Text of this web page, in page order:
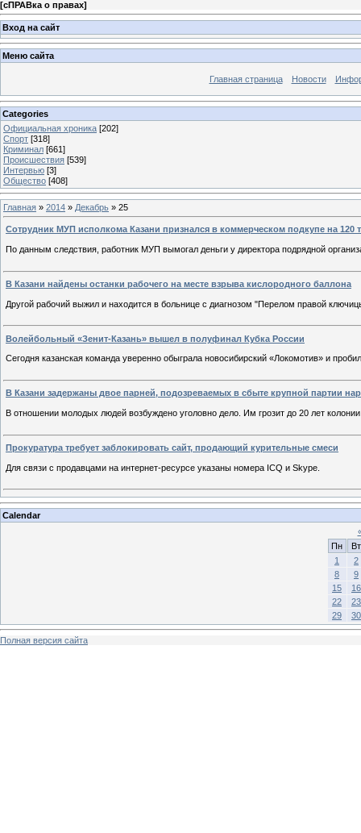
[сПРАВка о правах]
Вход на сайт
Меню сайта
Главная страница Новости
Categories
Официальная хроника [202]
Спорт [318]
Криминал [661]
Происшествия [539]
Интервью [3]
Общество [408]
Главная » 2014 » Декабрь » 25
Сотрудник МУП исполкома Казани признался в коммерческом подкупе на
По данным следствия, работник МУП вымогал деньги у директора подрядной
В Казани найдены останки рабочего на месте взрыва кислородного баллона
Другой рабочий выжил и находится в больнице с диагнозом "Перелом правой
Волейбольный «Зенит-Казань» вышел в полуфинал Кубка России
Сегодня казанская команда уверенно обыграла новосибирский «Локомотив» и
В Казани задержаны двое парней, подозреваемых в сбыте крупной партии
В отношении молодых людей возбуждено уголовно дело. Им грозит до 20 лет
Прокуратура требует заблокировать сайт, продающий курительные смеси
Для связи с продавцами на интернет-ресурсе указаны номера ICQ и Skype.
Calendar
Пн
Вт
1
2
8
9
15
16
22
23
29
30
Полная версия сайта